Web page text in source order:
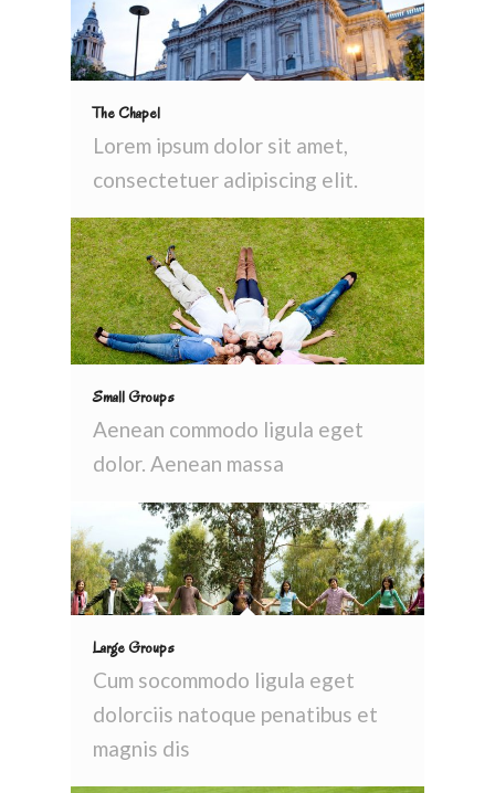
The Chapel
Lorem ipsum dolor sit amet,
consectetuer adipiscing elit.
Small Groups
Aenean commodo ligula eget
dolor. Aenean massa
Large Groups
Cum socommodo ligula eget
dolorciis natoque penatibus et
magnis dis